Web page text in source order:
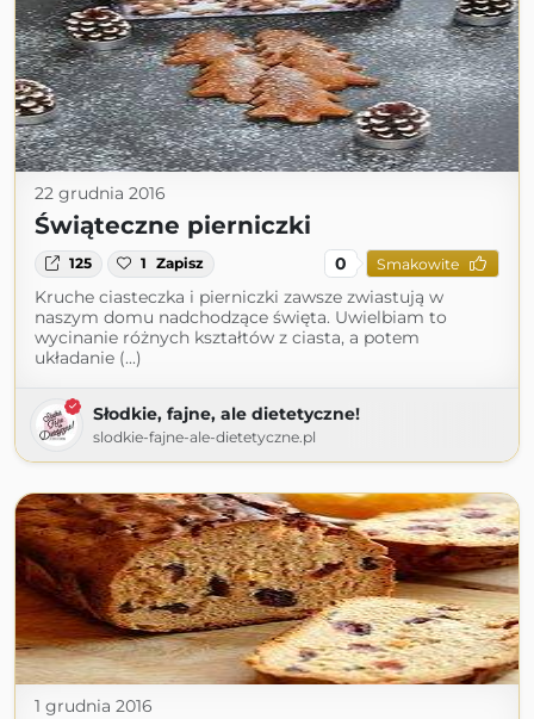
22 grudnia 2016
Świąteczne pierniczki
125 1 Zapisz 0 Smakowite
Kruche ciasteczka i pierniczki zawsze zwiastują w
naszym domu nadchodzące święta. Uwielbiam to
wycinanie różnych kształtów z ciasta, a potem
układanie (...)
Słodkie, fajne, ale dietetyczne!
slodkie-fajne-ale-dietetyczne.pl
1 grudnia 2016